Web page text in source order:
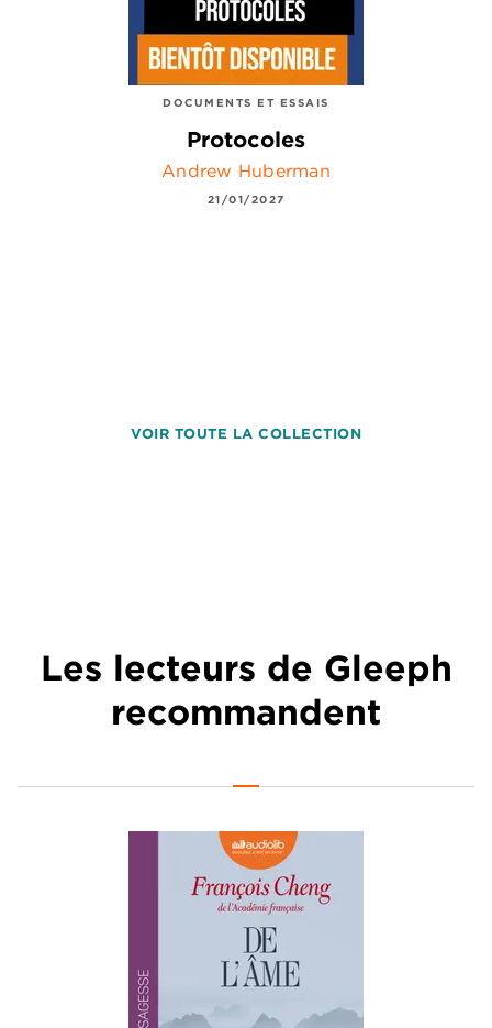
DOCUMENTS ET ESSAIS
Protocoles
Andrew Huberman
21/01/2027
VOIR TOUTE LA COLLECTION
Les lecteurs de Gleeph
recommandent